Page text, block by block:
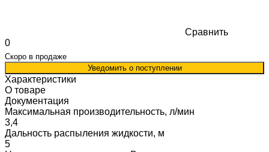
Сравнить
0
Скоро в продаже
Уведомить о поступлении
Характеристики
О товаре
Документация
Максимальная производительность, л/мин
3,4
Дальность распыления жидкости, м
5